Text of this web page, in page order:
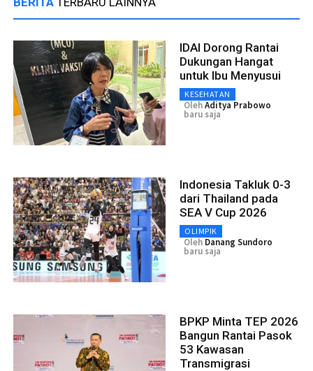
IDAI Dorong Rantai
Dukungan Hangat
untuk Ibu Menyusui
KESEHATAN
OlehAditya Prabowo
baru saja
Indonesia Takluk 0-3
dari Thailand pada
SEA V Cup 2026
OLIMPIK
Oleh Danang Sundoro
baru saja
BPKP Minta TEP 2026
Bangun Rantai Pasok
53 Kawasan
Transmigrasi